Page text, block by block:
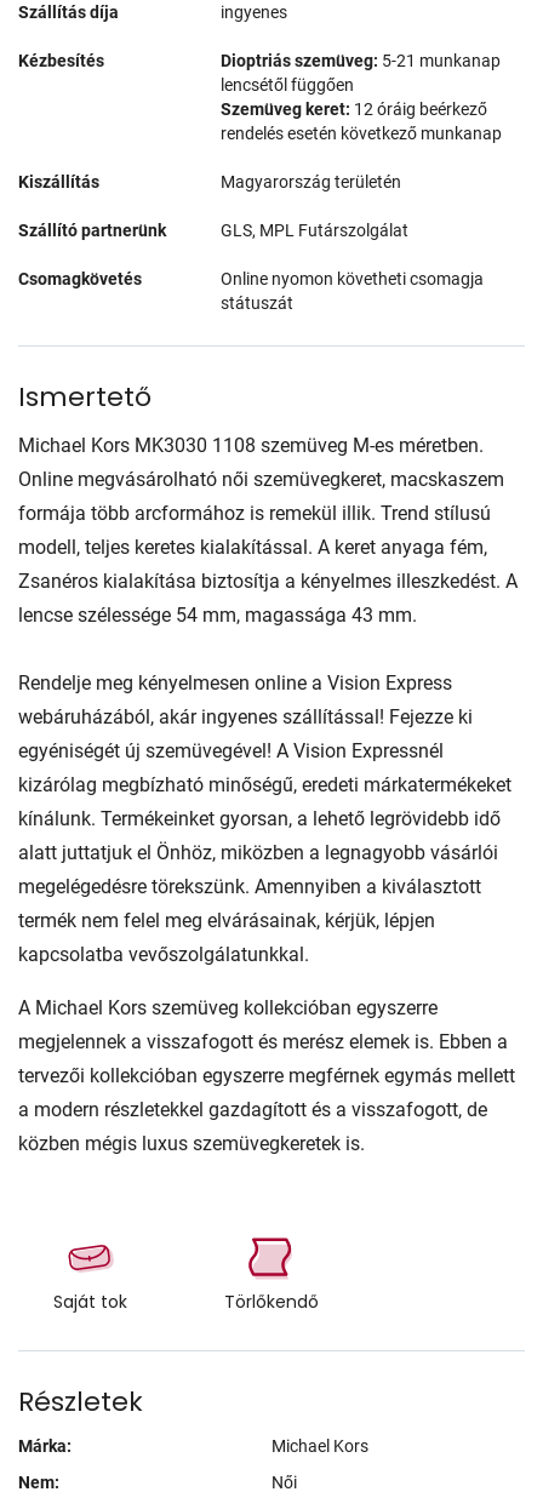
Szállítás díja ingyenes
Kézbesítés Dioptriás szemüveg: 5-21 munkanap
lencsétől függően
Szemüveg keret: 12 óráig beérkező
rendelés esetén következő munkanap
Kiszállítás Magyarország területén
Szállító partnerünk GLS, MPL Futárszolgálat
Csomagkövetés
Online nyomon követheti csomagja
státuszát
Ismertető
Michael Kors MK3030 1108 szemüveg M-es méretben.
Online megvásárolható női szemüvegkeret, macskaszem
formája több arcformához is remekül illik. Trend stílusú
modell, teljes keretes kialakítással. A keret anyaga fém,
Zsanéros kialakítása biztosítja a kényelmes illeszkedést. A
lencse szélessége 54 mm, magassága 43 mm.
Rendelje meg kényelmesen online a Vision Express
webáruházából, akár ingyenes szállítással! Fejezze ki
egyéniségét új szemüvegével! A Vision Expressnél
kizárólag megbízható minőségű, eredeti márkatermékeket
kínálunk. Termékeinket gyorsan, a lehető legrövidebb idő
alatt juttatjuk el Önhöz, miközben a legnagyobb vásárlói
megelégedésre törekszünk. Amennyiben a kiválasztott
termék nem felel meg elvárásainak, kérjük, lépjen
kapcsolatba vevőszolgálatunkkal.
A Michael Kors szemüveg kollekcióban egyszerre
megjelennek a visszafogott és merész elemek is. Ebben a
tervezői kollekcióban egyszerre megférnek egymás mellett
a modern részletekkel gazdagított és a visszafogott, de
közben mégis luxus szemüvegkeretek is.
Saját tok Törlőkendő
Részletek
Márka:
Michael Kors
Nem:
Női